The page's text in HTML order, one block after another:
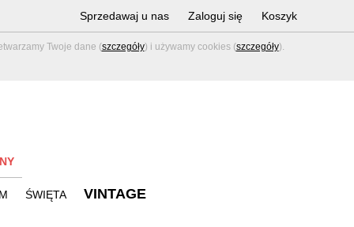
Twoje dane (szczegóły) i używamy cookies (szczegóły).
Sprzedawaj u nas Zaloguj się Koszyk
ŚWIĘTA VINTAGE